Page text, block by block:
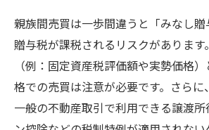
親族間売買は一歩間違うと「みなし
贈与税が課税されるリスクがありま
（例：固定資産税評価額や実勢価格
格での売買は注意が必要です。さら
一般の不動産取引で利用できる譲渡